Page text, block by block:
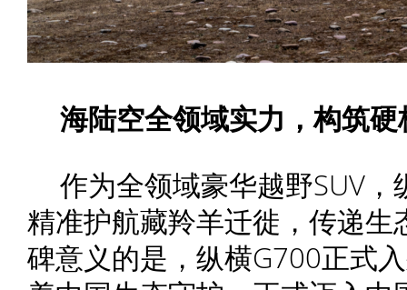
海陆空全领域实力，构筑
作为全领域豪华越野SUV，
精准护航藏羚羊迁徙，传递
碑意义的是，纵横G700正式